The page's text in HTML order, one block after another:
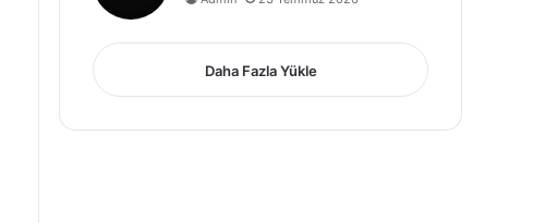
Daha Fazla Yükle